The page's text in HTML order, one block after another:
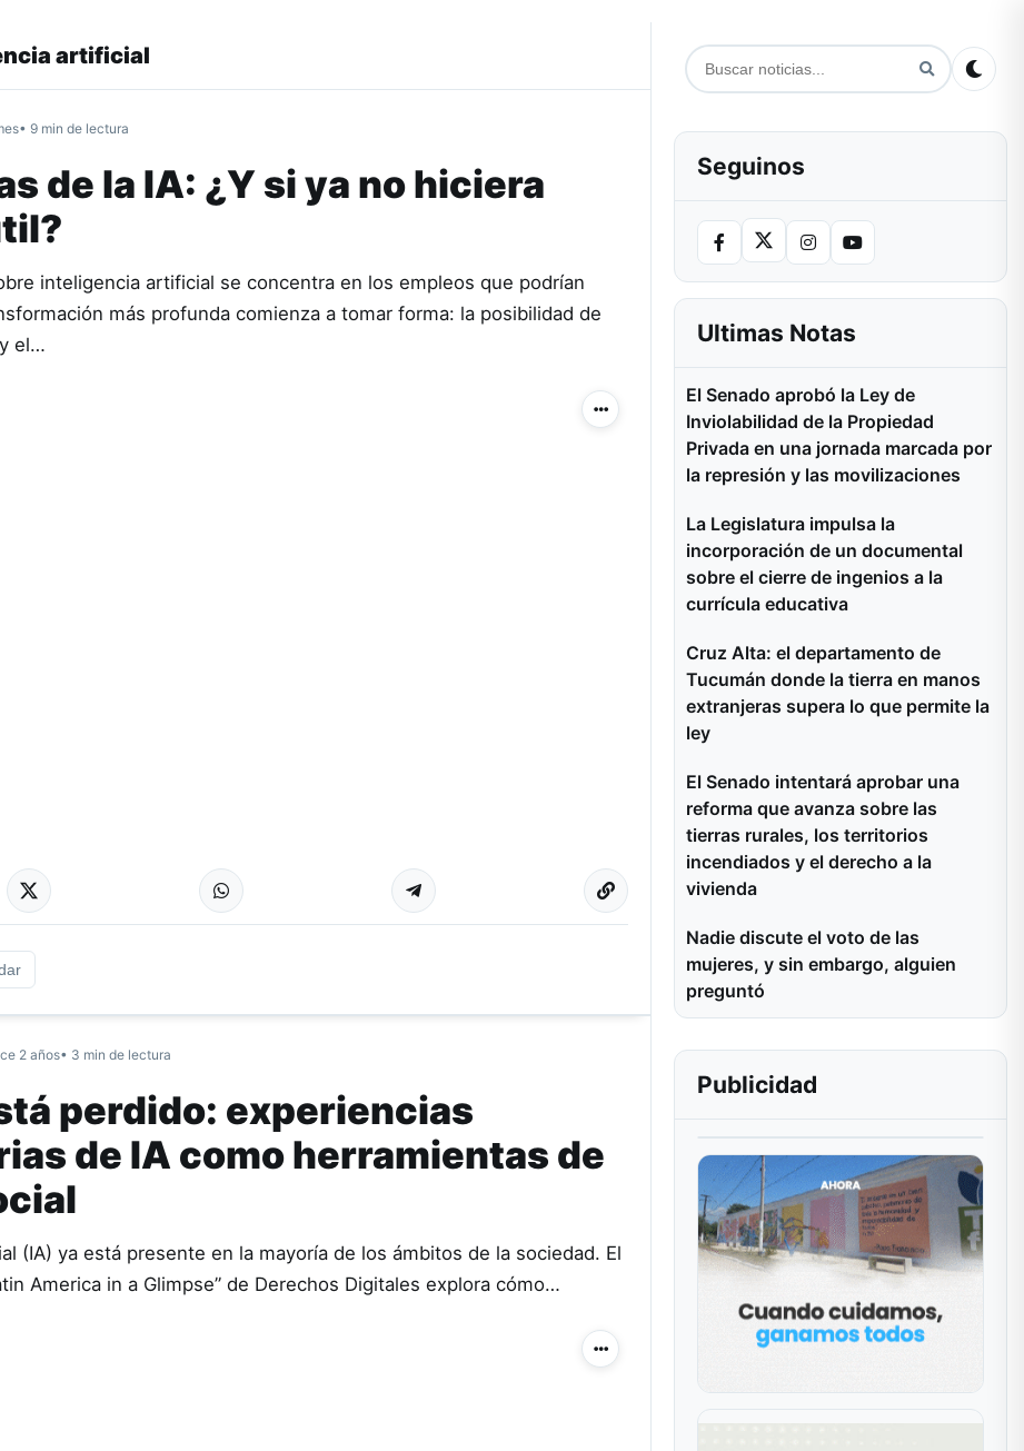
artificial
• 9 min de lectura
de la IA: ¿Y si ya no hiciera
inteligencia artificial se concentra en los empleos que podrían
más profunda comienza a tomar forma: la posibilidad de
el…
Más acciones
2 años• 3 min de lectura
perdido: experiencias
de IA como herramientas de
(IA) ya está presente en la mayoría de los ámbitos de la sociedad. El
America in a Glimpse” de Derechos Digitales explora cómo…
Más acciones
Seguinos
Ultimas Notas
El Senado aprobó la Ley de
Inviolabilidad de la Propiedad
Privada en una jornada marcada por
la represión y las movilizaciones
La Legislatura impulsa la
incorporación de un documental
sobre el cierre de ingenios a la
currícula educativa
Cruz Alta: el departamento de
Tucumán donde la tierra en manos
extranjeras supera lo que permite la
ley
El Senado intentará aprobar una
reforma que avanza sobre las
tierras rurales, los territorios
incendiados y el derecho a la
vivienda
Nadie discute el voto de las
mujeres, y sin embargo, alguien
preguntó
Publicidad